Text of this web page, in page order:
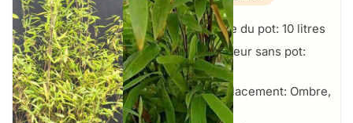
Taille du pot: 10 litres
Hauteur sans pot:
150+ cm
Emplacement: Ombre,
Soleil